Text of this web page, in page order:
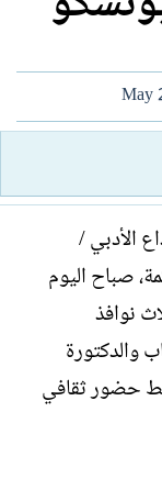
May
الأدبي /
صباح اليوم
نوافذ
والدكتورة
حضور ثقافي